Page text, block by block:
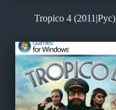
Tropico 4 (2011|Рус)